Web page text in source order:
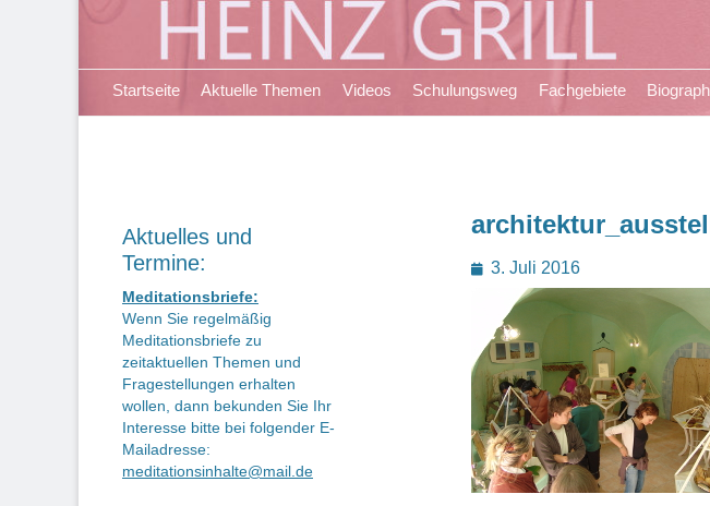
Primäres Menü
ZumStartseite Aktuelle Themen Videos Schulungsweg Fachgebiete
Posted
3. Juli 2016
Aktuelles und
Termine:
Meditationsbriefe:
Wenn Sie regelmäßig
Meditationsbriefe zu
zeitaktuellen Themen und
Fragestellungen erhalten
wollen, dann bekunden Sie Ihr
Interesse bitte bei folgender E-
Mailadresse:
meditationsinhalte@mail.de